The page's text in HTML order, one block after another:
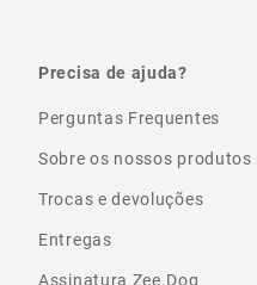
Precisa de ajuda?
Perguntas Frequentes
Sobre os nossos produtos
Trocas e devoluções
Entregas
Assinatura Zee.Dog